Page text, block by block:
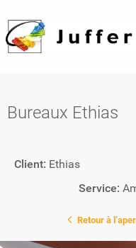
Bureaux Ethias
Client: Ethias
Service:
Retour à